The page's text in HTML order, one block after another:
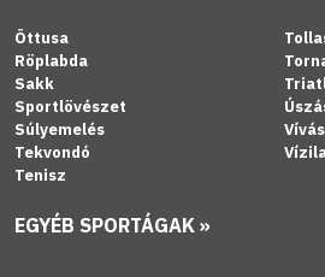
Öttusa
Röplabda
Sakk
Sportlövészet
Súlyemelés
Tekvondó
Tenisz
Vívás
EGYÉB SPORTÁGAK »